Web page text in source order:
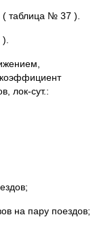
( таблица № 37 ).
лок-сут.:
на пару поездов;